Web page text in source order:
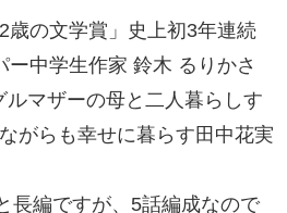
歳の文学賞」史上初3年連続
ー中学生作家 鈴木 るりかさ
ルマザーの母と二人暮らしす
がらも幸せに暮らす田中花実
長編ですが、5話編成なので